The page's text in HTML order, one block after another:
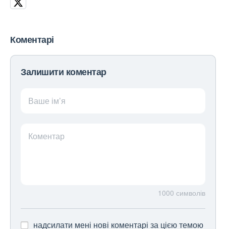
Коментарі
Залишити коментар
Ваше ім’я
Коментар
1000 символів
надсилати мені нові коментарі за цією темою